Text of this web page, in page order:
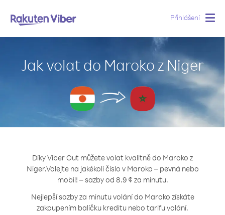
Přihlášení
Jak volat do Maroko z Niger
Díky Viber Out můžete volat kvalitně do Maroko z
Niger.Volejte na jakékoli číslo v Maroko – pevná nebo
mobil! – sazby od 8.9 ¢ za minutu.
Nejlepší sazby za minutu volání do Maroko získáte
zakoupením balíčku kreditu nebo tarifu volání.